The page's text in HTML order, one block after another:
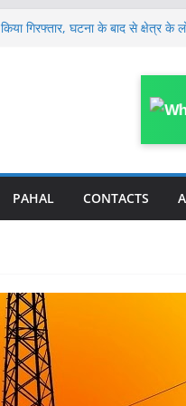
गिरफ्तार, घटना के बाद से क्षेत्र के
शिक्षक निलंबित, निलंबन अवधि में BRC
स्तरीय क्राइम मीटिंग, SDPO ने
निर्देश
PAHAL CONTACTS